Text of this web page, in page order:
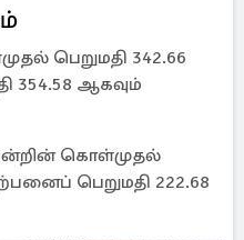
பெறுமதி 342.66
354.58 ஆகவும்
கொள்முதல்
பெறுமதி 222.68